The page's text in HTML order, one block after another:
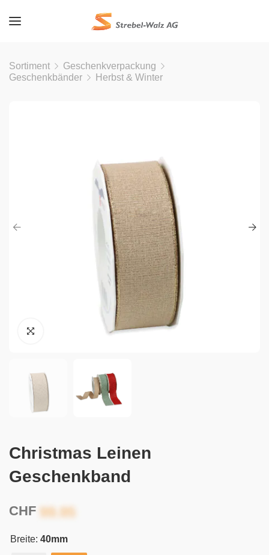
Sortiment
Geschenkverpackung
Geschenkbänder
Herbst & Winter
Christmas Leinen
Geschenkband
CHF
Breite: 40mm